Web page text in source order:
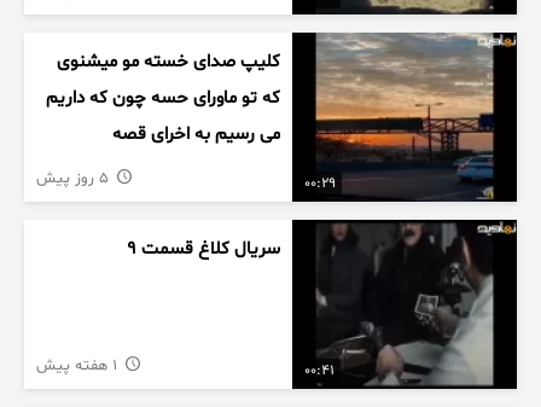
00:29
کلیپ صدای خسته مو میشنوی
که تو ماورای حسه چون که داریم
می رسیم به اخرای قصه
00:41
سریال کلاغ قسمت 9